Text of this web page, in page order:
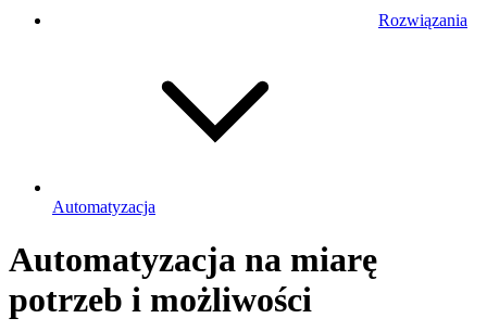
Rozwiązania
Automatyzacja
Automatyzacja na miarę
potrzeb i możliwości